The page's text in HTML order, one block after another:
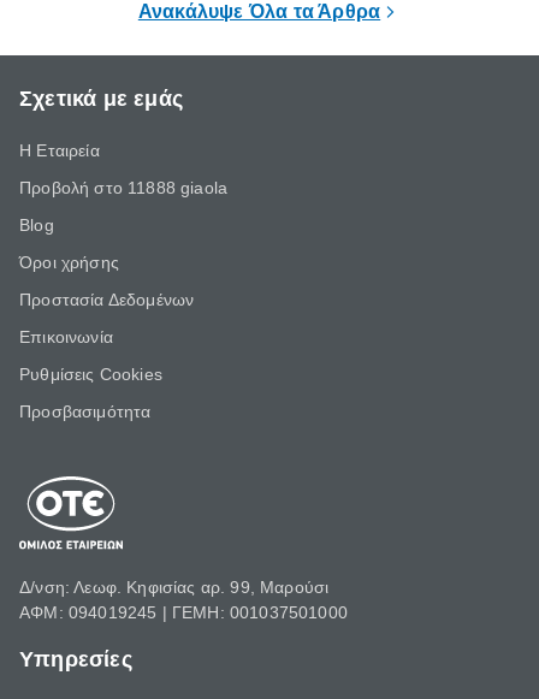
Ανακάλυψε Όλα τα Άρθρα
Σχετικά με εμάς
Η Εταιρεία
Προβολή στο 11888 giaola
Blog
Όροι χρήσης
Προστασία Δεδομένων
Επικοινωνία
Ρυθμίσεις Cookies
Προσβασιμότητα
Δ/νση: Λεωφ. Κηφισίας αρ. 99, Μαρούσι
ΑΦΜ: 094019245 | ΓΕΜΗ: 001037501000
Υπηρεσίες